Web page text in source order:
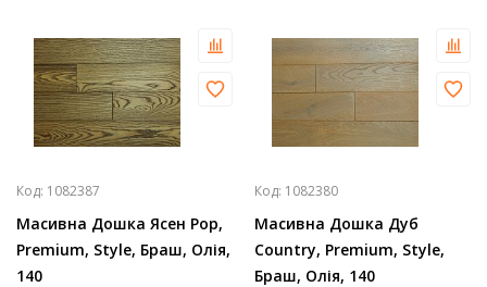
Код: 1082387
Масивна Дошка Ясен Pop,
Premium, Style, Браш, Олія,
140
Код: 1082380
Масивна Дошка Дуб
Country, Premium, Style,
Браш, Олія, 140